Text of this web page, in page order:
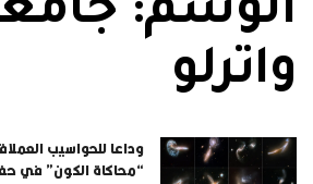
الوسم:
واترلو
وداعا للحواسيب
“محاكاة الكون” في